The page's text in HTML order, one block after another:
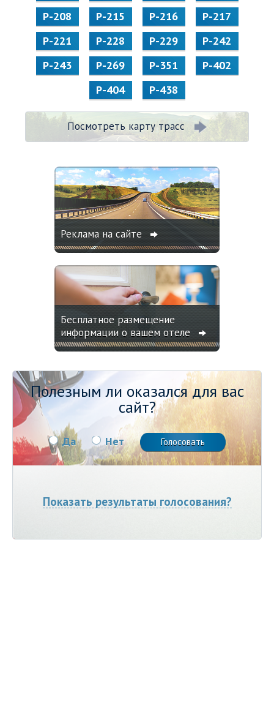
Р-208
Р-215 Р-216
Р-217
Р-221
Р-228 Р-229
Р-242
Р-243
Р-269 Р-351
Р-402
Р-404
Р-438
Посмотреть карту трасс
Реклама на сайте
Бесплатное размещение
информации о вашем отеле
Полезным ли оказался для вас
сайт?
Да Нет
Показать результаты голосования?